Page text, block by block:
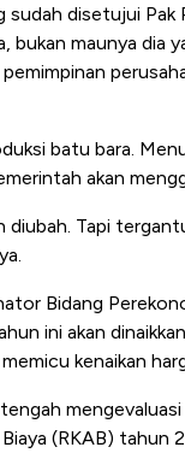
disetujui
bukan maunya
batu bara.
akan
diubah. Tapi
Bidang
ini akan
kenaikan
(RKAB) tahun